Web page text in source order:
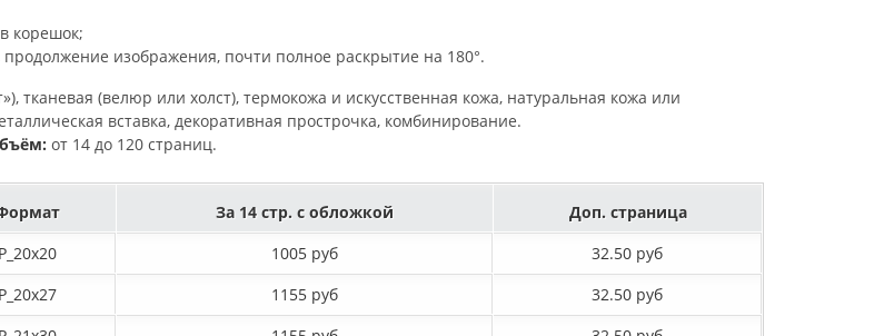
корешок;
изображения, почти полное раскрытие на 180°.
тканевая (велюр или холст), термокожа и искусственная кожа, натуральная кожа или
вставка, декоративная прострочка, комбинирование.
от 14 до 120 страниц.
За 14 стр. с обложкой
Доп. страница
P_20х20
1005 руб
32.50 руб
P_20х27
1155 руб
32.50 руб